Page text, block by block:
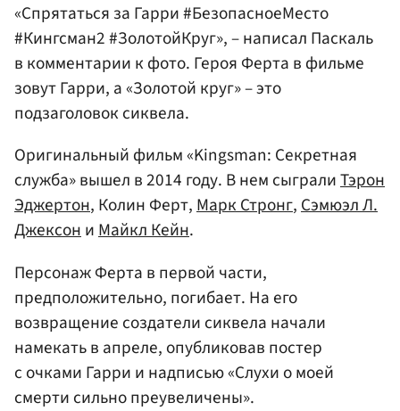
«Спрятаться за Гарри #БезопасноеМесто
#Кингсман2 #ЗолотойКруг», – написал Паскаль
в комментарии к фото. Героя Ферта в фильме
зовут Гарри, а «Золотой круг» – это
подзаголовок сиквела.
Оригинальный фильм «Kingsman: Секретная
служба» вышел в 2014 году. В нем сыгралиТэрон
Эджертон, Колин Ферт,Марк Стронг,Сэмюэл Л.
ДжексониМайкл Кейн.
Персонаж Ферта в первой части,
предположительно, погибает. На его
возвращение создатели сиквела начали
намекать в апреле, опубликовав постер
с очками Гарри и надписью «Слухи о моей
смерти сильно преувеличены».